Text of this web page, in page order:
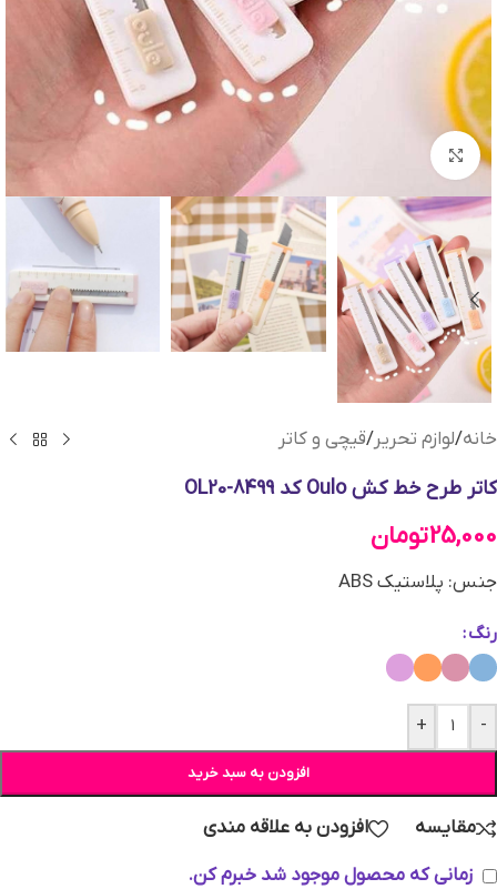
بزرگنمایی تصویر
خانه/لوازم تحریر/قیچی و کاتر
کاتر طرح خط کش Oulo کد OL20-8499
25,000تومان
جنس: پلاستیک ABS
رنگ
-
+
افزودن به سبد خرید
مقایسه
افزودن به علاقه مندی
زمانی که محصول موجود شد خبرم کن.